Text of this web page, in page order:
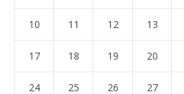
10 11 12 13
17 18 19 20
24 25 26 27